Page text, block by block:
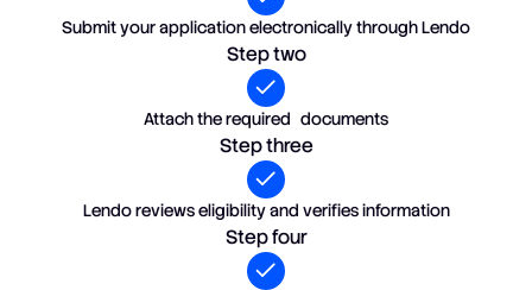
Submit your application electronically through Lendo
Step two
Attach the required documents
Step three
Lendo reviews eligibility and verifies information
Step four